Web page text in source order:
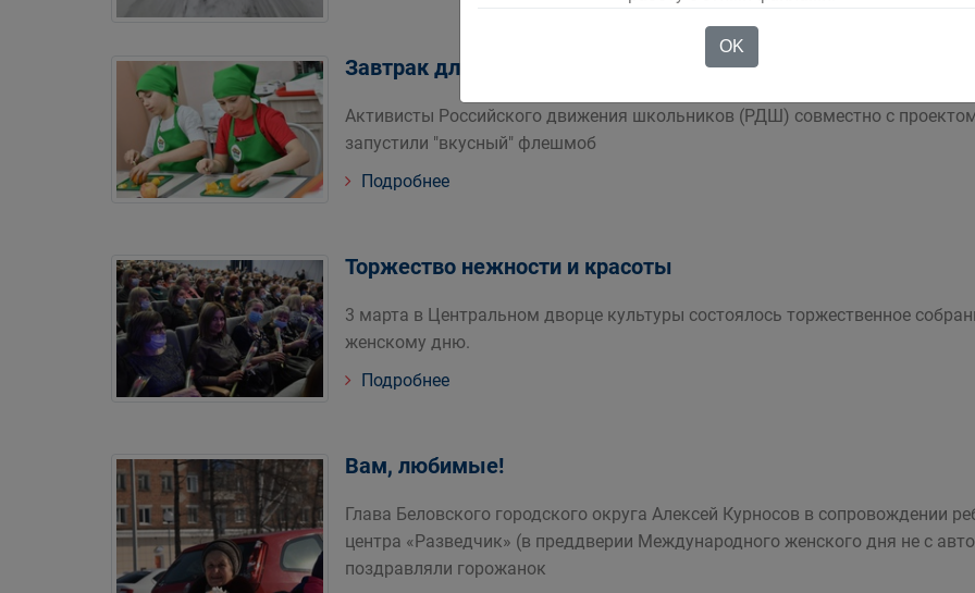
Завтрак для любимых!
Активисты Российского движения школьников (РДШ) совместно с
запустили "вкусный" флешмоб
Подробнее
Торжество нежности и красоты
3 марта в Центральном дворце культуры состоялось торжественное
женскому дню.
Подробнее
Вам, любимые!
Глава Беловского городского округа Алексей Курносов в сопровождении
центра «Разведчик» (в преддверии Международного женского дня не с
поздравляли горожанок
OK